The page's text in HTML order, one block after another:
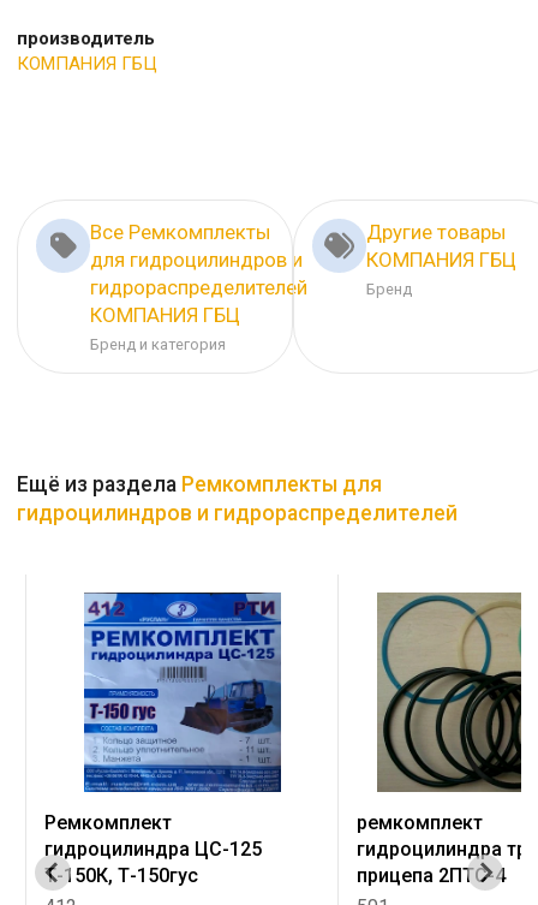
производитель
КОМПАНИЯ ГБЦ
Все Ремкомплекты
для гидроцилиндров и
гидрораспределителей
КОМПАНИЯ ГБЦ
Бренд и категория
Другие товары
КОМПАНИЯ ГБЦ
Бренд
Ещё из раздела Ремкомплекты для
гидроцилиндров и гидрораспределителей
Ремкомплект
гидроцилиндра ЦС-125
Т-150К, Т-150гус
ремкомплект
гидроцилиндра
прицепа 2ПТС-4